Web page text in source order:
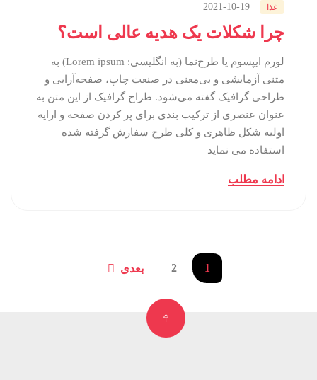
غذا 2021-10-19
چرا شکلات یک هدیه عالی است؟
لورم ایپسوم یا طرح‌نما (به انگلیسی: Lorem ipsum) به
متنی آزمایشی و بی‌معنی در صنعت چاپ، صفحه‌آرایی و
طراحی گرافیک گفته می‌شود. طراح گرافیک از این متن به
عنوان عنصری از ترکیب بندی برای پر کردن صفحه و ارایه
اولیه شکل ظاهری و کلی طرح سفارش گرفته شده
استفاده می نماید
ادامه مطلب
1
2 بعدی